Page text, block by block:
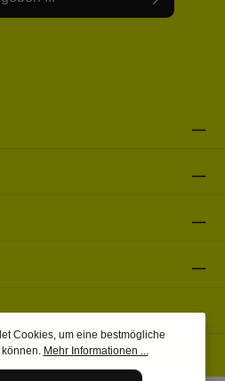
Cookies, um eine bestmögliche
können. Mehr Informationen ...